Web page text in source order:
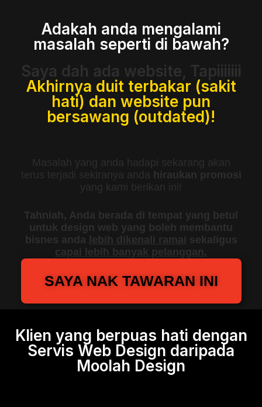
Adakah anda mengalami
masalah seperti di bawah?
Saya dah ada website, Tapiiiiiii
Akhirnya duit terbakar (sakit
hati) dan website pun
bersawang (outdated)!
Masalah yang anda hadapi sekarang akan
terus terjadi sekiranya anda hiraukan promosi
yang kami berikan ini!
Tahniah, Anda berada di tempat yang betul
untuk design web yang boleh membantu
bisnes anda lebih dikenali ramai sekaligus
capai lebih banyak pelanggan.
SAYA NAK TAWARAN INI
Klien yang berpuas hati dengan
Servis Web Design daripada
Moolah Design